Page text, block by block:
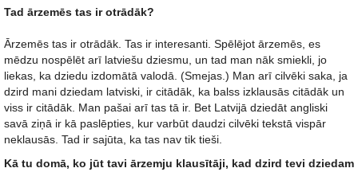
Tad ārzemēs tas ir otrādāk?
Ārzemēs tas ir otrādāk. Tas ir interesanti. Spēlējot ārzemēs, es
mēdzu nospēlēt arī latviešu dziesmu, un tad man nāk smiekli, jo
liekas, ka dziedu izdomātā valodā. (Smejas.) Man arī cilvēki saka, ja
dzird mani dziedam latviski, ir citādāk, ka balss izklausās citādāk un
viss ir citādāk. Man pašai arī tas tā ir. Bet Latvijā dziedāt angliski
savā ziņā ir kā paslēpties, kur varbūt daudzi cilvēki tekstā vispār
neklausās. Tad ir sajūta, ka tas nav tik tieši.
Kā tu domā, ko jūt tavi ārzemju klausītāji, kad dzird tevi dziedam